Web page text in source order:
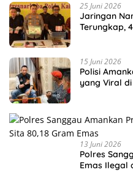
25 Juni 2026
Jaringan
Terungkap,
15 Juni 2026
Polisi
yang Viral
13 Juni 2026
Polres
Emas Ilegal